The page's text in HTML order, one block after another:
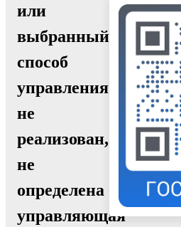
или
выбранный
способ
управления
не
реализован,
не
определена
управляющая